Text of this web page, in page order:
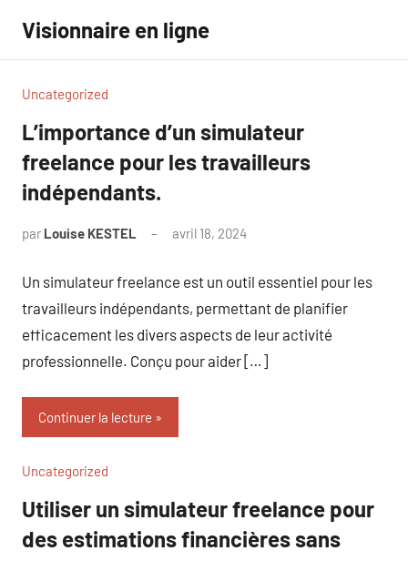
contenu
Visionnaire en ligne
Uncategorized
L’importance d’un simulateur
freelance pour les travailleurs
indépendants.
par Louise KESTEL avril 18, 2024
Un simulateur freelance est un outil essentiel pour les
travailleurs indépendants, permettant de planifier
efficacement les divers aspects de leur activité
professionnelle. Conçu pour aider […]
Continuer la lecture
Uncategorized
Utiliser un simulateur freelance pour
des estimations financières sans